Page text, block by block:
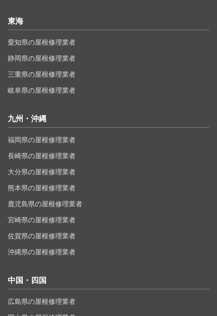
東海
愛知県の屋根修理業者
静岡県の屋根修理業者
三重県の屋根修理業者
岐阜県の屋根修理業者
九州・沖縄
福岡県の屋根修理業者
長崎県の屋根修理業者
大分県の屋根修理業者
熊本県の屋根修理業者
鹿児島県の屋根修理業者
宮崎県の屋根修理業者
佐賀県の屋根修理業者
沖縄県の屋根修理業者
中国・四国
広島県の屋根修理業者